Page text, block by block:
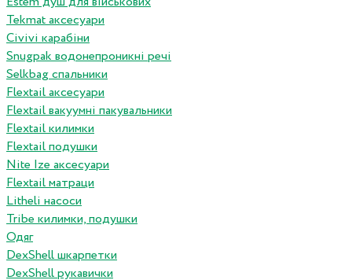
Tekmat аксесуари
Сivivi карабіни
Snugpak водонепроникні речі
Selkbag спальники
Flextail аксесуари
Flextail вакуумні пакувальники
Flextail килимки
Flextail подушки
Nite Ize аксесуари
Flextail матраци
Litheli насоси
Tribe килимки, подушки
Одяг
DexShell шкарпетки
DexShell рукавички